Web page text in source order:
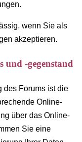
wenn Sie als
akzeptieren.
und -gegenstand
des Forums ist die
Online-
über das Online-
Sie eine